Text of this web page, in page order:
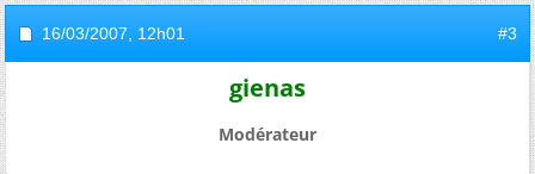
16/03/2007, 12h01 #3
gienas
Modérateur